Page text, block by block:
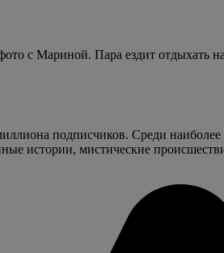
с Мариной. Пара ездит отдыхать
подписчиков. Среди
истории, мистические